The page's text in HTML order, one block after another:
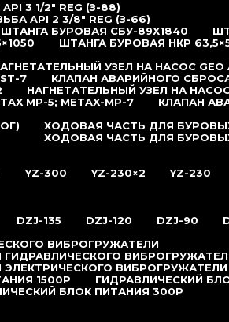
3 1/2″ REG (З-88)
API 2 3/8″ REG (З-66)
ШТАНГА БУРОВАЯ СБУ-89Х1840
ШТАНГА БУРОВАЯ НКР
УЗЕЛ НА НАСОС GEO
7
КЛАПАН АВАРИЙНОГО СБРОСА
НАГНЕТАТЕЛЬНЫЙ УЗЕЛ НА НАСОС
MP-5; METAX-MP-7
КЛАПАН
ХОДОВАЯ ЧАСТЬ ДЛЯ
ХОДОВАЯ ЧАСТЬ ДЛЯ
YZ-300 YZ-230×2 YZ-230
DZJ-135 DZJ-120 DZJ-90
ВИБРОГРУЖАТЕЛИ
ВИБРОГРУЖАТЕЛИ
1500P
ГИДРАВЛИЧЕСКИЙ
БЛОК ПИТАНИЯ 300P